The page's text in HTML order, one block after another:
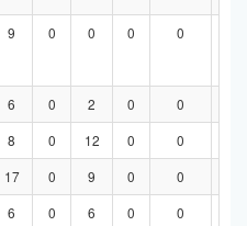
9 0 0 0 0
6 0 2 0 0
8 0 12 0 0
17 0 9 0 0
6 0 6 0 0